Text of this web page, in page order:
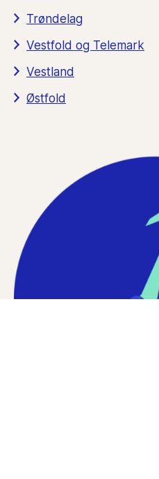
Trøndelag
Vestfold og Telemark
Vestland
Østfold